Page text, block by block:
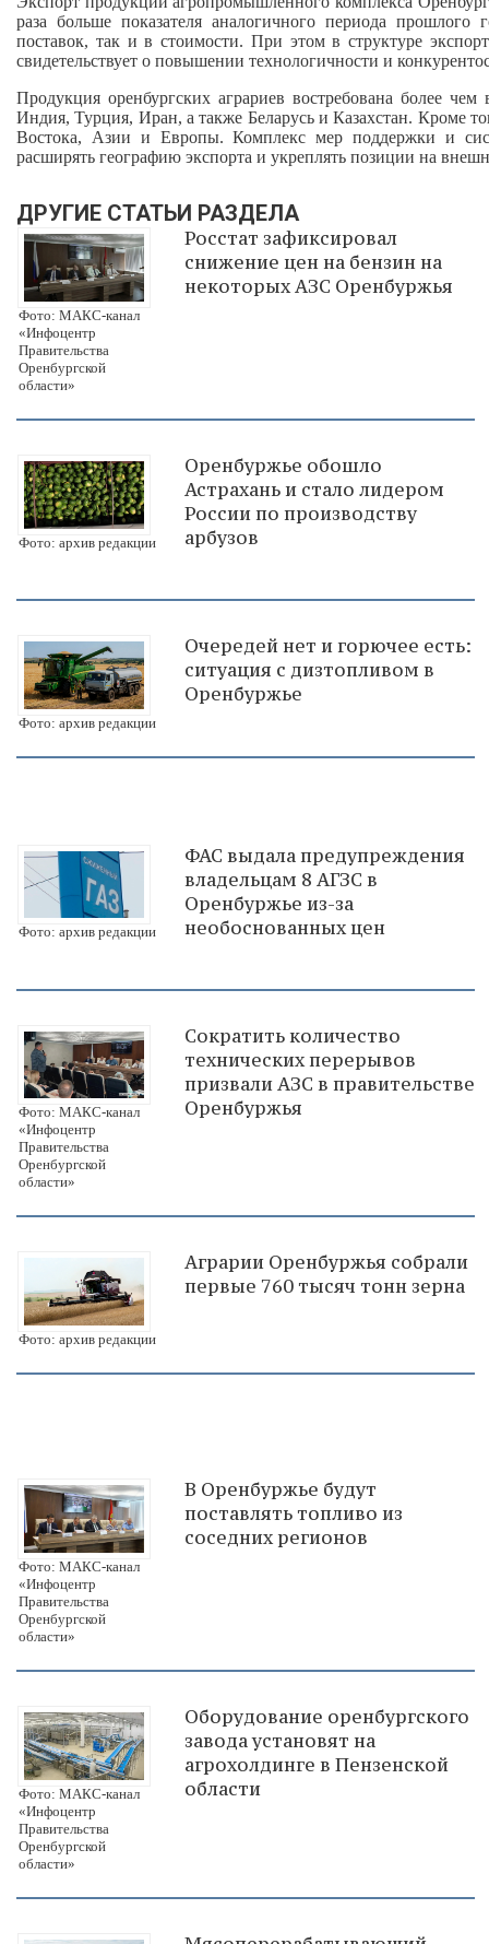
раза больше показателя аналогичного периода
поставок, так и в стоимости. При этом в структуре
свидетельствует о повышении технологичности и
Продукция оренбургских аграриев востребована более
Индия, Турция, Иран, а также Беларусь и Казахстан. Кроме
Востока, Азии и Европы. Комплекс мер поддержки и
расширять географию экспорта и укреплять позиции на
ДРУГИЕ СТАТЬИ РАЗДЕЛА
Фото: МАКС-канал
«Инфоцентр
Правительства
Оренбургской
области»
Росстат зафиксировал
снижение цен на бензин на
некоторых АЗС Оренбуржья
Фото: архив редакции
Оренбуржье обошло
Астрахань и стало лидером
России по производству
арбузов
Фото: архив редакции
Очередей нет и горючее есть:
ситуация с дизтопливом в
Оренбуржье
Фото: архив редакции
ФАС выдала предупреждения
владельцам 8 АГЗС в
Оренбуржье из-за
необоснованных цен
Фото: МАКС-канал
«Инфоцентр
Правительства
Оренбургской
области»
Сократить количество
технических перерывов
призвали АЗС в правительстве
Оренбуржья
Фото: архив редакции
Аграрии Оренбуржья собрали
первые 760 тысяч тонн зерна
Фото: МАКС-канал
«Инфоцентр
Правительства
Оренбургской
области»
В Оренбуржье будут
поставлять топливо из
соседних регионов
Фото: МАКС-канал
«Инфоцентр
Правительства
Оренбургской
области»
Оборудование оренбургского
завода установят на
агрохолдинге в Пензенской
области